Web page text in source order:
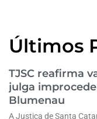
Últimos
TJSC reafirma
julga
Blumenau
A Justiça de Santa